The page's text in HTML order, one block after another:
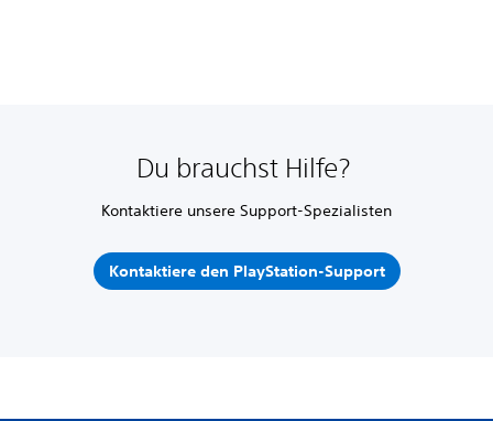
Du brauchst Hilfe?
Kontaktiere unsere Support-Spezialisten
Kontaktiere den PlayStation-Support